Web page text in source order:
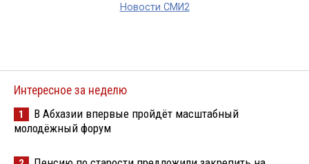
Новости СМИ2
Интересное за неделю
1
В Абхазии впервые пройдёт масштабный
молодёжный форум